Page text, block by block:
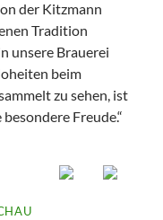
der Kitzmann
Tradition
unsere Brauerei
beim
zu sehen, ist
Freude.“